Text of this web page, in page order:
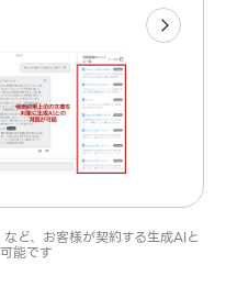
、お客様が契約する生成AIと
能です